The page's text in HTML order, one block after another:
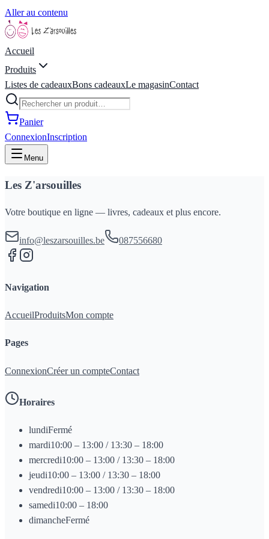
Aller au contenu
Accueil
Produits
Listes de cadeauxBons cadeauxLe magasinContact
Panier
ConnexionInscription
Menu
Les Z'arsouilles
Votre boutique en ligne — livres, cadeaux et plus encore.
info@leszarsouilles.be 087556680
Navigation
AccueilProduitsMon compte
Pages
ConnexionCréer un compteContact
Horaires
lundiFermé
mardi10:00 – 13:00 / 13:30 – 18:00
mercredi10:00 – 13:00 / 13:30 – 18:00
jeudi10:00 – 13:00 / 13:30 – 18:00
vendredi10:00 – 13:00 / 13:30 – 18:00
samedi10:00 – 18:00
dimancheFermé